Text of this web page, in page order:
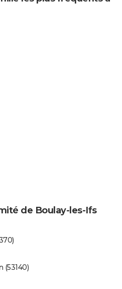
de Boulay-les-Ifs
(53140)